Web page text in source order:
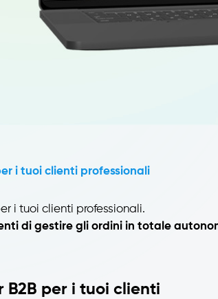
i tuoi clienti professionali
i tuoi clienti professionali.
di gestire gli ordini in totale
B2B per i tuoi clienti